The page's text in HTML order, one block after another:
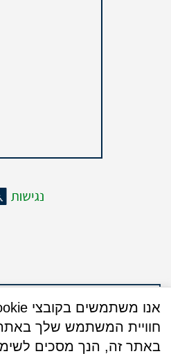
חוויית המשתמש שלך באתר
באתר זה, הנך מסכים